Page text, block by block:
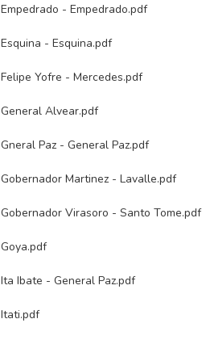
Empedrado - Empedrado.pdf
Esquina - Esquina.pdf
Felipe Yofre - Mercedes.pdf
General Alvear.pdf
Gneral Paz - General Paz.pdf
Gobernador Martinez - Lavalle.pdf
Gobernador Virasoro - Santo Tome.pdf
Goya.pdf
Ita Ibate - General Paz.pdf
Itati.pdf